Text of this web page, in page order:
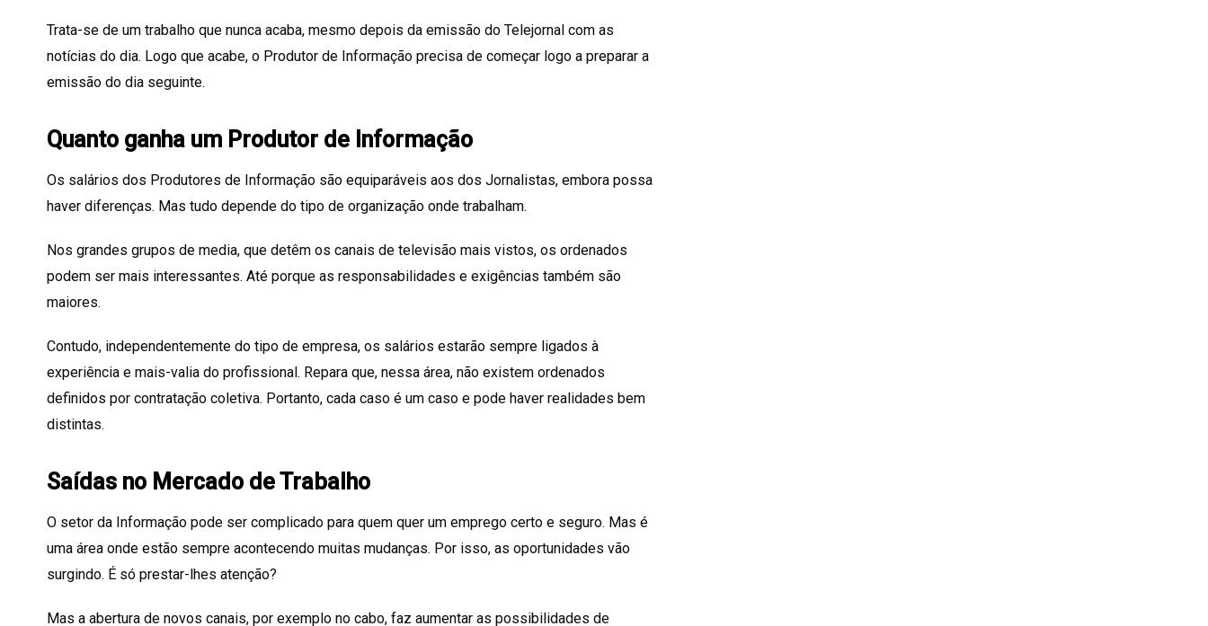
Trata-se de um trabalho que nunca acaba, mesmo depois da emissão do Telejornal com as
notícias do dia. Logo que acabe, o Produtor de Informação precisa de começar logo a preparar a
emissão do dia seguinte.
Quanto ganha um Produtor de Informação
Os salários dos Produtores de Informação são equiparáveis aos dos Jornalistas, embora possa
haver diferenças. Mas tudo depende do tipo de organização onde trabalham.
Nos grandes grupos de media, que detêm os canais de televisão mais vistos, os ordenados
podem ser mais interessantes. Até porque as responsabilidades e exigências também são
maiores.
Contudo, independentemente do tipo de empresa, os salários estarão sempre ligados à
experiência e mais-valia do profissional. Repara que, nessa área, não existem ordenados
definidos por contratação coletiva. Portanto, cada caso é um caso e pode haver realidades bem
distintas.
Saídas no Mercado de Trabalho
O setor da Informação pode ser complicado para quem quer um emprego certo e seguro. Mas é
uma área onde estão sempre acontecendo muitas mudanças. Por isso, as oportunidades vão
surgindo. É só prestar-lhes atenção?
Mas a abertura de novos canais, por exemplo no cabo, faz aumentar as possibilidades de